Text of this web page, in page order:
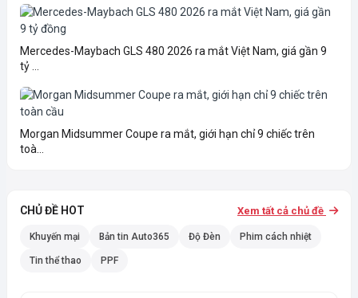
Mercedes-Maybach GLS 480 2026 ra mắt Việt Nam, giá gần 9
tỷ ...
Morgan Midsummer Coupe ra mắt, giới hạn chỉ 9 chiếc trên
toà...
CHỦ ĐỀ HOT Xem tất cả chủ đề
Khuyến mại Bản tin Auto365 Độ Đèn Phim cách nhiệt
Tin thể thao PPF